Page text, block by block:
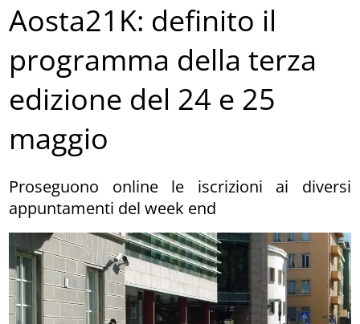
Aosta21K: definito il
programma della terza
edizione del 24 e 25
maggio
Proseguono online le iscrizioni ai diversi
appuntamenti del week end